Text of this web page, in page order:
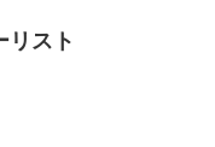
リスト